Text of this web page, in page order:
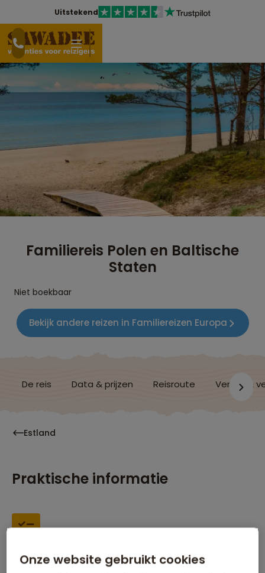
Uitstekend
Familiereis Polen en Baltische
Staten
Niet boekbaar
Bekijk andere reizen in Familiereizen Europa
De reis Data & prijzen Reisroute Verblijf &
Estland
Praktische informatie
Inbegrepen in de reissom
Onze website gebruikt cookies